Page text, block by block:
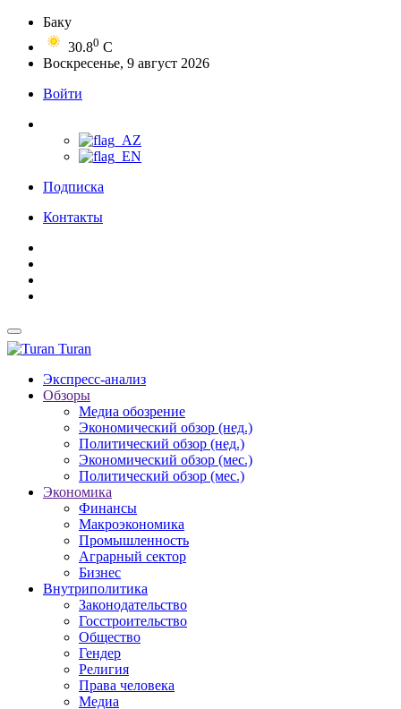
Баку
30.80 C
Воскресенье, 9 август 2026
Войти
Подписка
Контакты
Turan
Экспресс-анализ
Обзоры
Медиа обозрение
Экономический обзор (нед.)
Политический обзор (нед.)
Экономический обзор (мес.)
Политический обзор (мес.)
Экономика
Финансы
Макроэкономика
Промышленность
Аграрный сектор
Бизнес
Внутриполитика
Законодательство
Госстроительство
Общество
Гендер
Религия
Права человека
Медиа